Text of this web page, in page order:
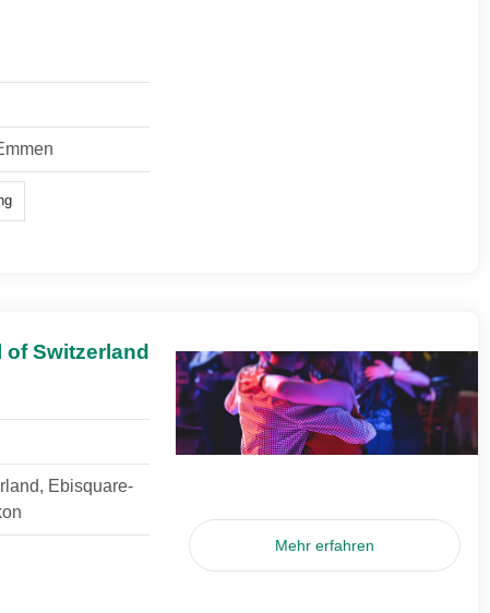
of Switzerland
Ebisquare-
Mehr erfahren